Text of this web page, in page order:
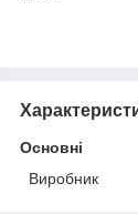
Основні
Виробник